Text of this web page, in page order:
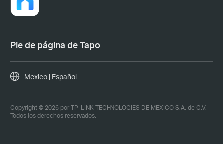
Pie de página de Tapo
Copyright © 2026 por TP-LINK TECHNOLOGIES DE MEXICO S.A. de C.V.
Todos los derechos reservados.
Mexico | Español